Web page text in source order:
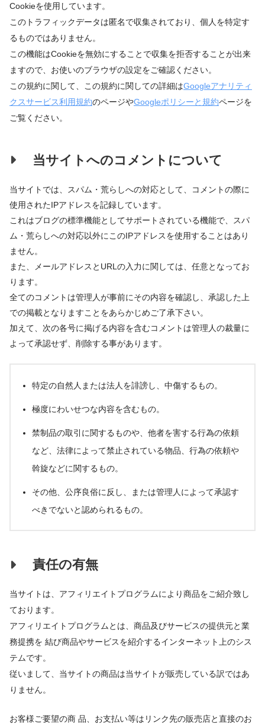
Cookieを使用しています。
このトラフィックデータは匿名で収集されており、個人を特定す
るものではありません。
この機能はCookieを無効にすることで収集を拒否することが出来
ますので、お使いのブラウザの設定をご確認ください。
この規約に関して、この規約に関しての詳細はGoogleアナリティ
クスサービス利用規約のページやGoogleポリシーと規約ページを
ご覧ください。
当サイトへのコメントについて
当サイトでは、スパム・荒らしへの対応として、コメントの際に
使用されたIPアドレスを記録しています。
これはブログの標準機能としてサポートされている機能で、スパ
ム・荒らしへの対応以外にこのIPアドレスを使用することはあり
ません。
また、メールアドレスとURLの入力に関しては、任意となってお
ります。
全てのコメントは管理人が事前にその内容を確認し、承認した上
での掲載となりますことをあらかじめご了承下さい。
加えて、次の各号に掲げる内容を含むコメントは管理人の裁量に
よって承認せず、削除する事があります。
特定の自然人または法人を誹謗し、中傷するもの。
極度にわいせつな内容を含むもの。
禁制品の取引に関するものや、他者を害する行為の依頼
など、法律によって禁止されている物品、行為の依頼や
斡旋などに関するもの。
その他、公序良俗に反し、または管理人によって承認す
べきでないと認められるもの。
責任の有無
当サイトは、アフィリエイトプログラムにより商品をご紹介致し
ております。
アフィリエイトプログラムとは、商品及びサービスの提供元と業
務提携を 結び商品やサービスを紹介するインターネット上のシス
テムです。
従いまして、当サイトの商品は当サイトが販売している訳ではあ
りません。
お客様ご要望の商 品、お支払い等はリンク先の販売店と直接のお